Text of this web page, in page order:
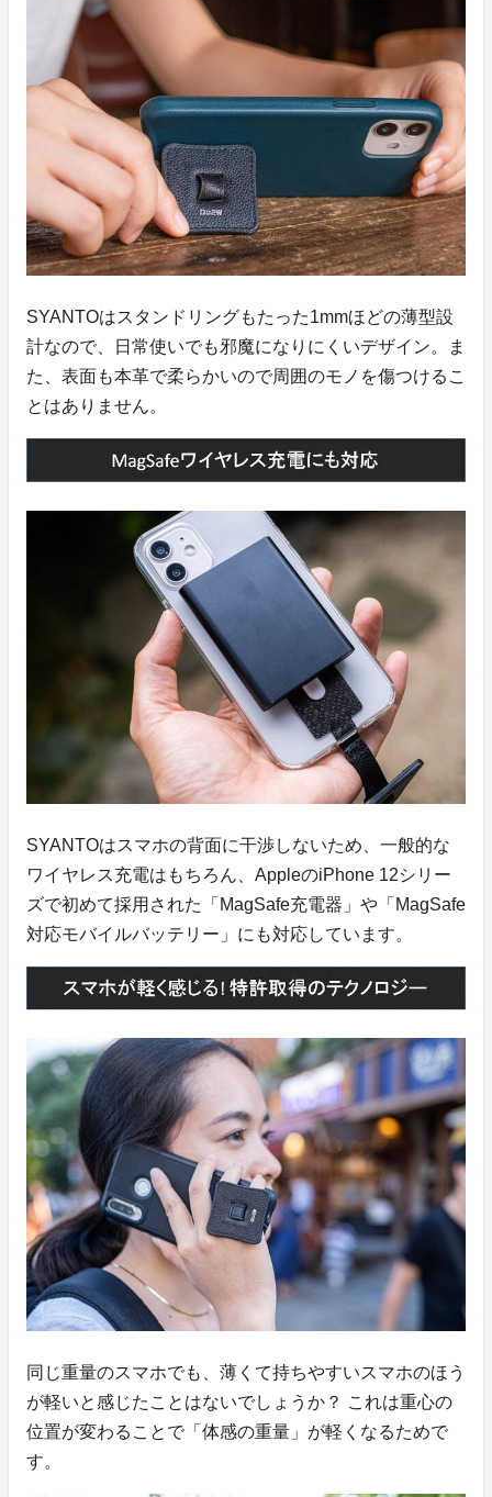
SYANTOはスタンドリングもたった1mmほどの薄型設
計なので、日常使いでも邪魔になりにくいデザイン。ま
た、表面も本革で柔らかいので周囲のモノを傷つけるこ
とはありません。
SYANTOはスマホの背面に干渉しないため、一般的な
ワイヤレス充電はもちろん、AppleのiPhone 12シリー
ズで初めて採用された「MagSafe充電器」や「MagSafe
対応モバイルバッテリー」にも対応しています。
同じ重量のスマホでも、薄くて持ちやすいスマホのほう
が軽いと感じたことはないでしょうか？ これは重心の
位置が変わることで「体感の重量」が軽くなるためで
す。